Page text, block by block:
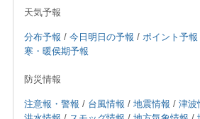
天気予報
分布予報 / 今日明日の予報 / ポイント予報
寒・暖侯期予報
防災情報
注意報・警報 / 台風情報 / 地震情報 / 津波